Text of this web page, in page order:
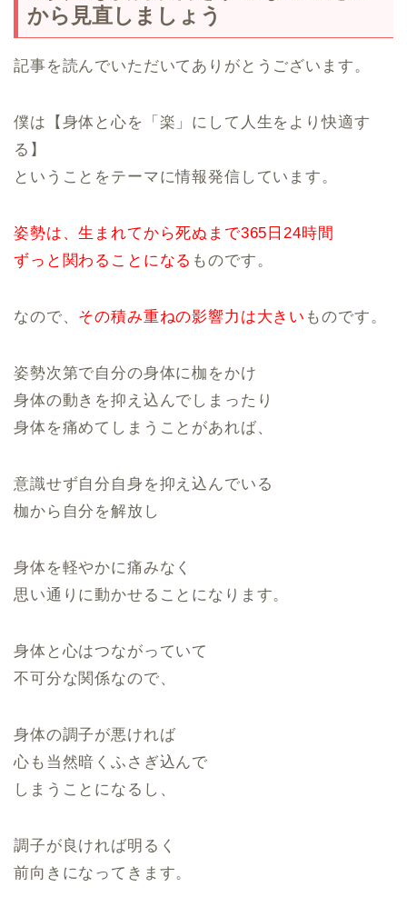
から見直しましょう
記事を読んでいただいてありがとうございます。
僕は【身体と心を「楽」にして人生をより快適す
る】
ということをテーマに情報発信しています。
姿勢は、生まれてから死ぬまで365日24時間
ずっと関わることになる ものです。
なので、 その積み重ねの影響力は大きい ものです。
姿勢次第で自分の身体に枷をかけ
身体の動きを抑え込んでしまったり
身体を痛めてしまうことがあれば、
意識せず自分自身を抑え込んでいる
枷から自分を解放し
身体を軽やかに痛みなく
思い通りに動かせることになります。
身体と心はつながっていて
不可分な関係なので、
身体の調子が悪ければ
心も当然暗くふさぎ込んで
しまうことになるし、
調子が良ければ明るく
前向きになってきます。